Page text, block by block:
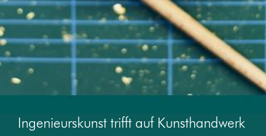
Ingenieurskunst trifft auf Kunsthandwerk